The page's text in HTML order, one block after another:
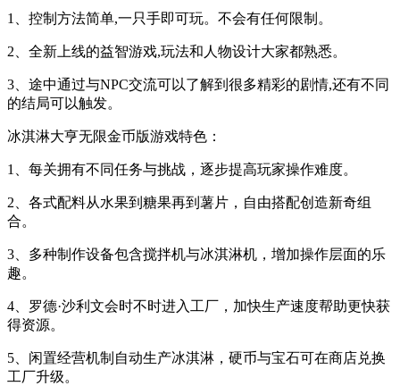
1、控制方法简单,一只手即可玩。不会有任何限制。
2、全新上线的益智游戏,玩法和人物设计大家都熟悉。
3、途中通过与NPC交流可以了解到很多精彩的剧情,还有不同
的结局可以触发。
冰淇淋大亨无限金币版游戏特色：
1、每关拥有不同任务与挑战，逐步提高玩家操作难度。
2、各式配料从水果到糖果再到薯片，自由搭配创造新奇组
合。
3、多种制作设备包含搅拌机与冰淇淋机，增加操作层面的乐
趣。
4、罗德·沙利文会时不时进入工厂，加快生产速度帮助更快获
得资源。
5、闲置经营机制自动生产冰淇淋，硬币与宝石可在商店兑换
工厂升级。